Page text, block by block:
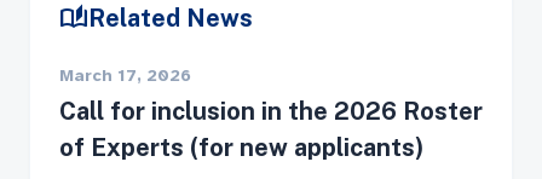
auto_storiesRelated News
March 17, 2026
Call for inclusion in the 2026 Roster
of Experts (for new applicants)